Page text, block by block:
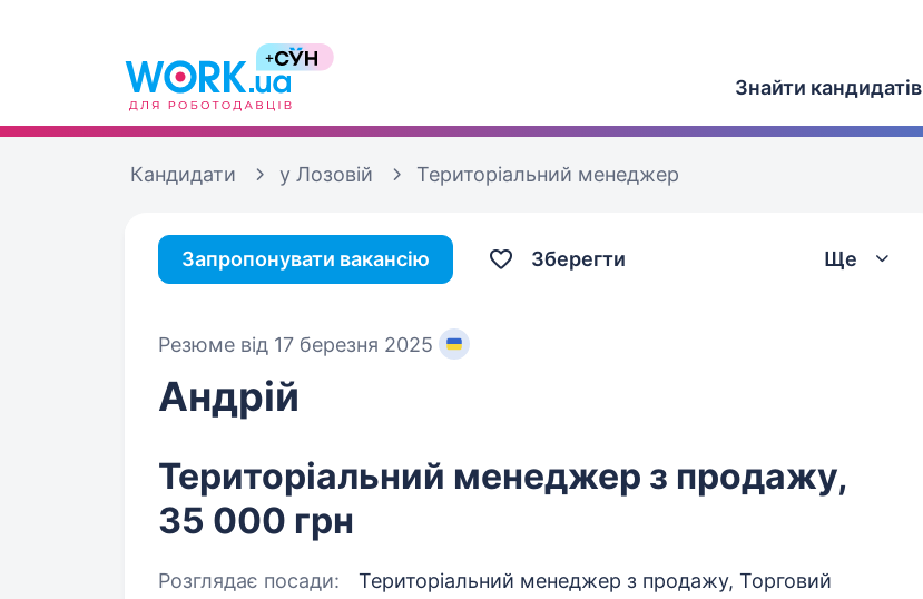
Знайти кандидатів
Кандидати у Лозовій Територіальний менеджер
Запропонувати вакансію Зберегти Ще
Резюме від 17 березня 2025
Андрій
Територіальний менеджер з продажу,
35 000 грн
Розглядає посади:
Територіальний менеджер з продажу, Торговий